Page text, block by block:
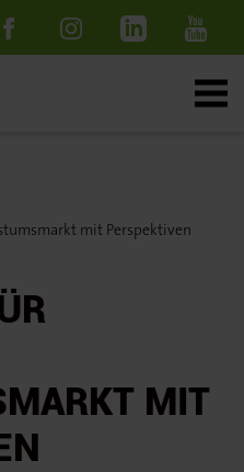
mit Perspektiven
MIT